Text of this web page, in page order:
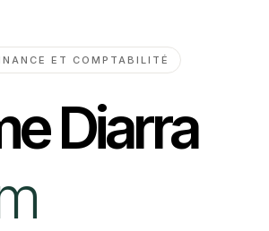
ET COMPTABILITÉ
Diarra